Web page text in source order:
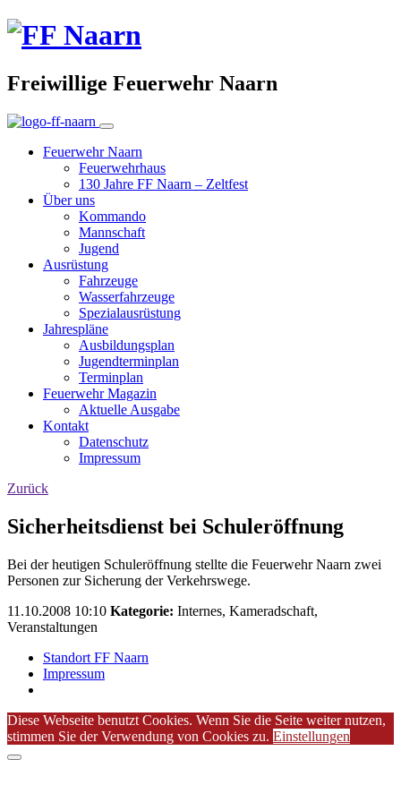
Freiwillige Feuerwehr Naarn
Feuerwehr Naarn
Feuerwehrhaus
130 Jahre FF Naarn – Zeltfest
Über uns
Kommando
Mannschaft
Jugend
Ausrüstung
Fahrzeuge
Wasserfahrzeuge
Spezialausrüstung
Jahrespläne
Ausbildungsplan
Jugendterminplan
Terminplan
Feuerwehr Magazin
Aktuelle Ausgabe
Kontakt
Datenschutz
Impressum
Zurück
Sicherheitsdienst bei Schuleröffnung
Bei der heutigen Schuleröffnung stellte die Feuerwehr Naarn zwei
Personen zur Sicherung der Verkehrswege.
11.10.2008 10:10 Kategorie: Internes, Kameradschaft,
Veranstaltungen
Standort FF Naarn
Impressum
Diese Webseite benutzt Cookies. Wenn Sie die Seite weiter nutzen,
stimmen Sie der Verwendung von Cookies zu. Einstellungen